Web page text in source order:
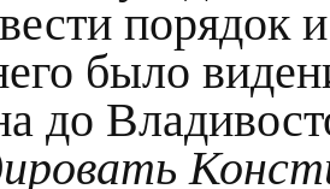
порядок
было
до